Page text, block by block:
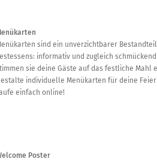
sind ein unverzichtbarer
informativ und zugleich schmückend
sie deine Gäste auf das festliche Mahl
individuelle Menükarten für deine
einfach online!
Poster